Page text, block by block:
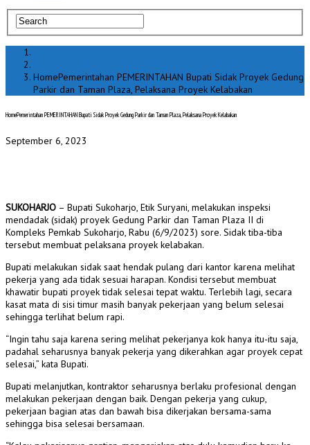
HomePemerintahan PEMERINTAHAN Bupati Sidak Proyek Gedung
Parkir dan Taman Plaza, Pelaksana Proyek Kelabakan
HomePemerintahan PEMERINTAHAN Bupati Sidak Proyek Gedung Parkir dan Taman Plaza, Pelaksana Proyek Kelabakan
September 6, 2023
SUKOHARJO – Bupati Sukoharjo, Etik Suryani, melakukan inspeksi
mendadak (sidak) proyek Gedung Parkir dan Taman Plaza II di
Kompleks Pemkab Sukoharjo, Rabu (6/9/2023) sore. Sidak tiba-tiba
tersebut membuat pelaksana proyek kelabakan.
Bupati melakukan sidak saat hendak pulang dari kantor karena melihat
pekerja yang ada tidak sesuai harapan. Kondisi tersebut membuat
khawatir bupati proyek tidak selesai tepat waktu. Terlebih lagi, secara
kasat mata di sisi timur masih banyak pekerjaan yang belum selesai
sehingga terlihat belum rapi.
“Ingin tahu saja karena sering melihat pekerjanya kok hanya itu-itu saja,
padahal seharusnya banyak pekerja yang dikerahkan agar proyek cepat
selesai,” kata Bupati.
Bupati melanjutkan, kontraktor seharusnya berlaku profesional dengan
melakukan pekerjaan dengan baik. Dengan pekerja yang cukup,
pekerjaan bagian atas dan bawah bisa dikerjakan bersama-sama
sehingga bisa selesai bersamaan.